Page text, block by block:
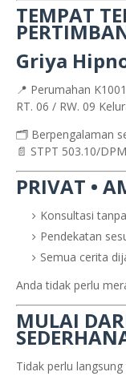
TEMPAT
Griya
📍 Perumahan
RT. 06 / RW. 09
🗂️ Berpengalaman
📄 STPT 503.10/
PRIVAT •
Konsultasi
Pendekatan
Semua cerita
Anda tidak perlu
MULAI
Tidak perlu langsung